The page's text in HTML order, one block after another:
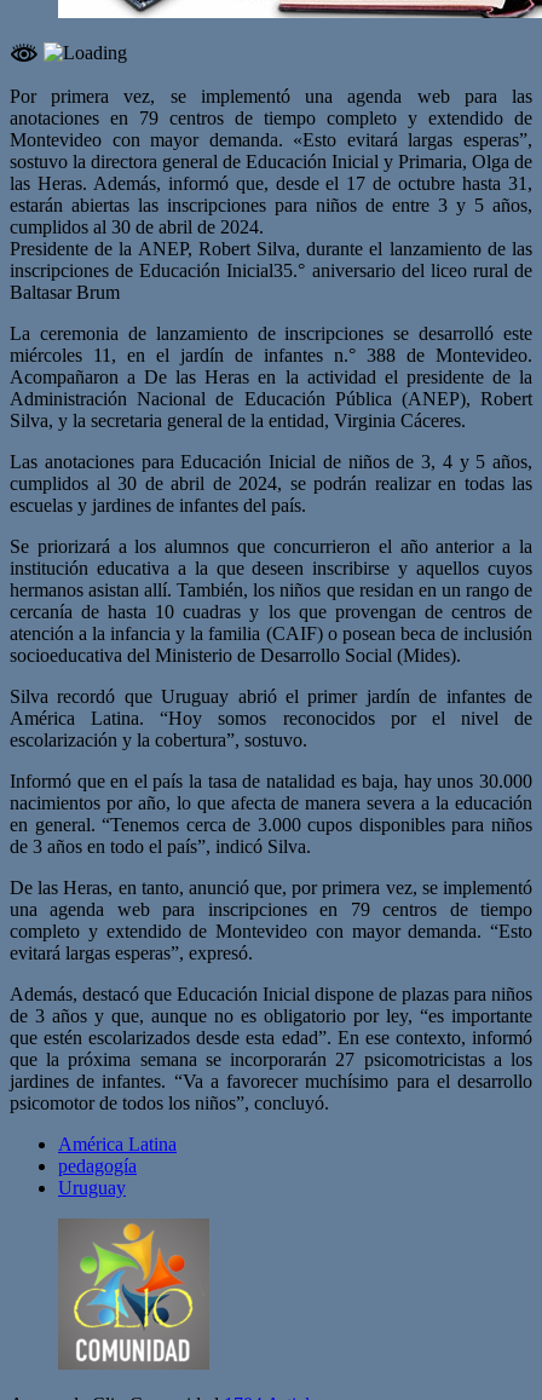
Por primera vez, se implementó una agenda web para las
anotaciones en 79 centros de tiempo completo y extendido de
Montevideo con mayor demanda. «Esto evitará largas esperas”,
sostuvo la directora general de Educación Inicial y Primaria, Olga de
las Heras. Además, informó que, desde el 17 de octubre hasta 31,
estarán abiertas las inscripciones para niños de entre 3 y 5 años,
cumplidos al 30 de abril de 2024.
Presidente de la ANEP, Robert Silva, durante el lanzamiento de las
inscripciones de Educación Inicial35.° aniversario del liceo rural de
Baltasar Brum
La ceremonia de lanzamiento de inscripciones se desarrolló este
miércoles 11, en el jardín de infantes n.° 388 de Montevideo.
Acompañaron a De las Heras en la actividad el presidente de la
Administración Nacional de Educación Pública (ANEP), Robert
Silva, y la secretaria general de la entidad, Virginia Cáceres.
Las anotaciones para Educación Inicial de niños de 3, 4 y 5 años,
cumplidos al 30 de abril de 2024, se podrán realizar en todas las
escuelas y jardines de infantes del país.
Se priorizará a los alumnos que concurrieron el año anterior a la
institución educativa a la que deseen inscribirse y aquellos cuyos
hermanos asistan allí. También, los niños que residan en un rango de
cercanía de hasta 10 cuadras y los que provengan de centros de
atención a la infancia y la familia (CAIF) o posean beca de inclusión
socioeducativa del Ministerio de Desarrollo Social (Mides).
Silva recordó que Uruguay abrió el primer jardín de infantes de
América Latina. “Hoy somos reconocidos por el nivel de
escolarización y la cobertura”, sostuvo.
Informó que en el país la tasa de natalidad es baja, hay unos 30.000
nacimientos por año, lo que afecta de manera severa a la educación
en general. “Tenemos cerca de 3.000 cupos disponibles para niños
de 3 años en todo el país”, indicó Silva.
De las Heras, en tanto, anunció que, por primera vez, se implementó
una agenda web para inscripciones en 79 centros de tiempo
completo y extendido de Montevideo con mayor demanda. “Esto
evitará largas esperas”, expresó.
Además, destacó que Educación Inicial dispone de plazas para niños
de 3 años y que, aunque no es obligatorio por ley, “es importante
que estén escolarizados desde esta edad”. En ese contexto, informó
que la próxima semana se incorporarán 27 psicomotricistas a los
jardines de infantes. “Va a favorecer muchísimo para el desarrollo
psicomotor de todos los niños”, concluyó.
América Latina
pedagogía
Uruguay